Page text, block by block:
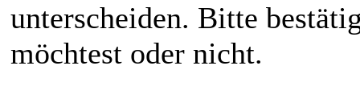
unterscheiden. Bitte
möchtest oder nicht.